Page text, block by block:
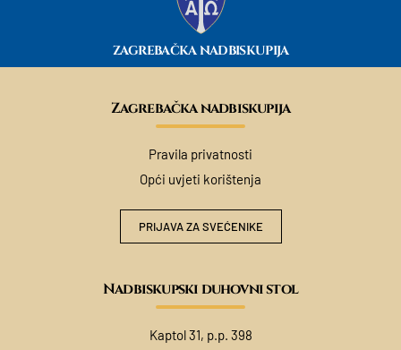
ZAGREBAČKA NADBISKUPIJA
Zagrebačka nadbiskupija
Pravila privatnosti
Opći uvjeti korištenja
PRIJAVA ZA SVEĆENIKE
Nadbiskupski duhovni stol
Kaptol 31, p.p. 398